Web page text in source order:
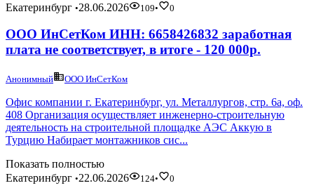
Екатеринбург •28.06.2026 109• 0
ООО ИнСетКом ИНН: 6658426832 заработная
плата не соответствует, в итоге - 120 000р.
Анонимный ООО ИнСетКом
Офис компании г. Екатеринбург, ул. Металлургов, стр. 6а, оф.
408 Организация осуществляет инженерно-строительную
деятельность на строительной площадке АЭС Аккую в
Турцию Набирает монтажников сис...
Показать полностью
Екатеринбург •22.06.2026 124• 0